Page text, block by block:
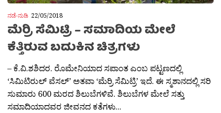
ನಡೆ-ನುಡಿ 22/05/2018
ಮೆರ‍್ರಿ ಸೆಮಿಟ್ರಿ – ಸಮಾದಿಯ ಮೇಲೆ
ಕೆತ್ತಿರುವ ಬದುಕಿನ ಚಿತ್ರಗಳು
– ಕೆ.ವಿ.ಶಶಿದರ. ರೊಮೇನಿಯಾದ ಸಪಾಂತ ಎಂಬ ಪಟ್ಟಣದಲ್ಲಿ
‘ಸಿಮಿಟಿರುಲ್ ವೆಸಲ್’ ಅತವಾ ‘ಮೆರ‍್ರಿ ಸೆಮಿಟ್ರಿ’ ಇದೆ. ಈ ಸ್ಮಶಾನದಲ್ಲಿ ಸರಿ
ಸುಮಾರು 600 ಮರದ ಶಿಲುಬೆಗಳಿವೆ. ಶಿಲುಬೆಗಳ ಮೇಲೆ ಸತ್ತು
ಸಮಾದಿಯಾದವರ ಜೀವನದ ಕತೆಗಳು...